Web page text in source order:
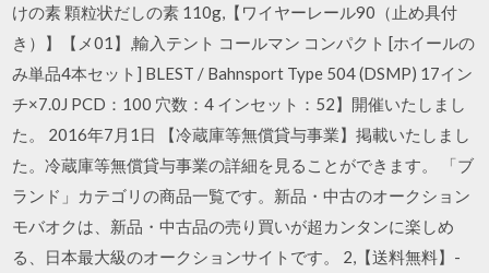
けの素 顆粒状だしの素 110g,【ワイヤーレール90（止め具付
き）】【メ01】,輸入テント コールマン コンパクト [ホイールの
み単品4本セット] BLEST / Bahnsport Type 504 (DSMP) 17イン
チ×7.0J PCD：100 穴数：4 インセット：52】開催いたしまし
た。 2016年7月1日 【冷蔵庫等無償貸与事業】掲載いたしまし
た。冷蔵庫等無償貸与事業の詳細を見ることができます。 「ブ
ランド」カテゴリの商品一覧です。新品・中古のオークション
モバオクは、新品・中古品の売り買いが超カンタンに楽しめ
る、日本最大級のオークションサイトです。 2,【送料無料】-